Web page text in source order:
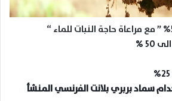
“
%
سماد بربري بلانت الفرنسي المنشأ